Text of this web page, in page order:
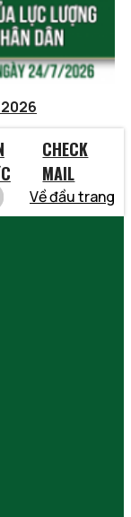
CHECK
MAIL
Về đầu trang